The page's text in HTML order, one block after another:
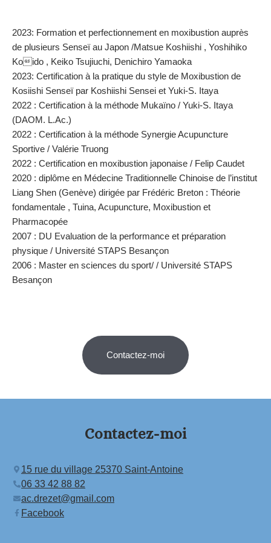
2023: Formation et perfectionnement en moxibustion auprès
de plusieurs Senseï au Japon /Matsue Koshiishi , Yoshihiko
Koido , Keiko Tsujiuchi, Denichiro Yamaoka
2023: Certification à la pratique du style de Moxibustion de
Kosiishi Senseï par Koshiishi Sensei et Yuki-S. Itaya
2022 : Certification à la méthode Mukaïno / Yuki-S. Itaya
(DAOM. L.Ac.)
2022 : Certification à la méthode Synergie Acupuncture
Sportive / Valérie Truong
2022 : Certification en moxibustion japonaise / Felip Caudet
2020 : diplôme en Médecine Traditionnelle Chinoise de l’institut
Liang Shen (Genève) dirigée par Frédéric Breton : Théorie
fondamentale , Tuina, Acupuncture, Moxibustion et
Pharmacopée
2007 : DU Evaluation de la performance et préparation
physique / Université STAPS Besançon
2006 : Master en sciences du sport/ / Université STAPS
Besançon
Contactez-moi
Contactez-moi
15 rue du village 25370 Saint-Antoine
06 33 42 88 82
ac.drezet@gmail.com
Facebook